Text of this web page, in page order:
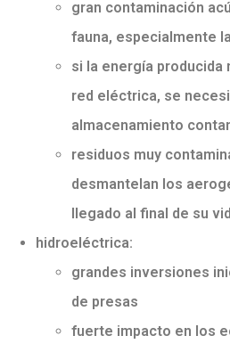
gran contaminación
fauna, especialmente
si la energía producida
red eléctrica, se
almacenamiento
residuos muy
desmantelan los
llegado al final de su
hidroeléctrica:
grandes inversiones
de presas
fuerte impacto en los